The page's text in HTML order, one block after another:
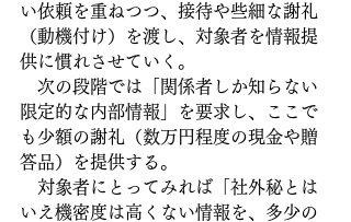
い依頼を重ねつつ、接待や些細な謝礼
（動機付け）を渡し、対象者を情報提
供に慣れさせていく。
次の段階では「関係者しか知らない
限定的な内部情報」を要求し、ここで
も少額の謝礼（数万円程度の現金や贈
答品）を提供する。
対象者にとってみれば「社外秘とは
いえ機密度は高くない情報を、多少の